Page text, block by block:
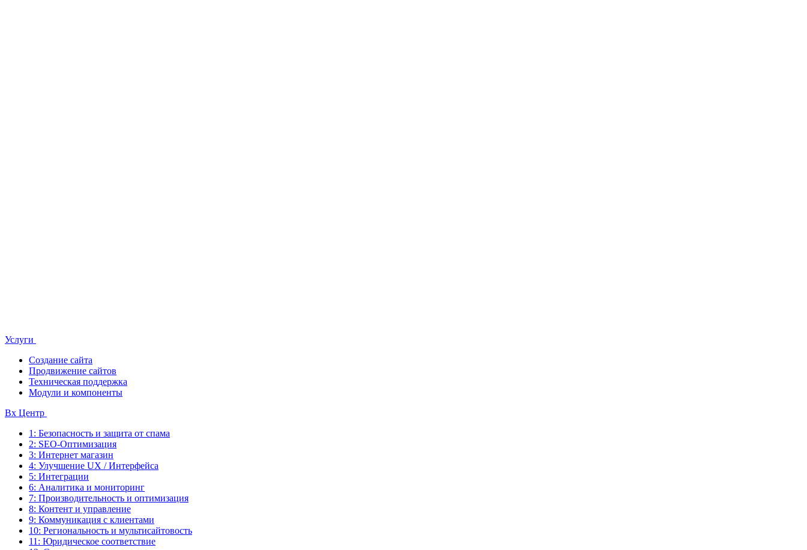
Услуги
Создание сайта
Продвижение сайтов
Техническая поддержка
Модули и компоненты
Bx Центр
1: Безопасность и защита от спама
2: SEO-Оптимизация
3: Интернет магазин
4: Улучшение UX / Интерфейса
5: Интеграции
6: Аналитика и мониторинг
7: Производительность и оптимизация
8: Контент и управление
9: Коммуникация с клиентами
10: Региональность и мультисайтовость
11: Юридическое соответствие